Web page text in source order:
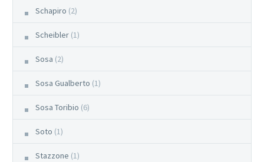
Schapiro (2)
Scheibler (1)
Sosa (2)
Sosa Gualberto (1)
Sosa Toribio (6)
Soto (1)
Stazzone (1)